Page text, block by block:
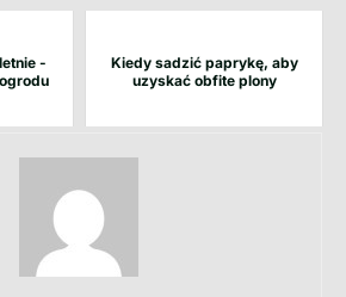
-
Kiedy sadzić paprykę, aby
uzyskać obfite plony